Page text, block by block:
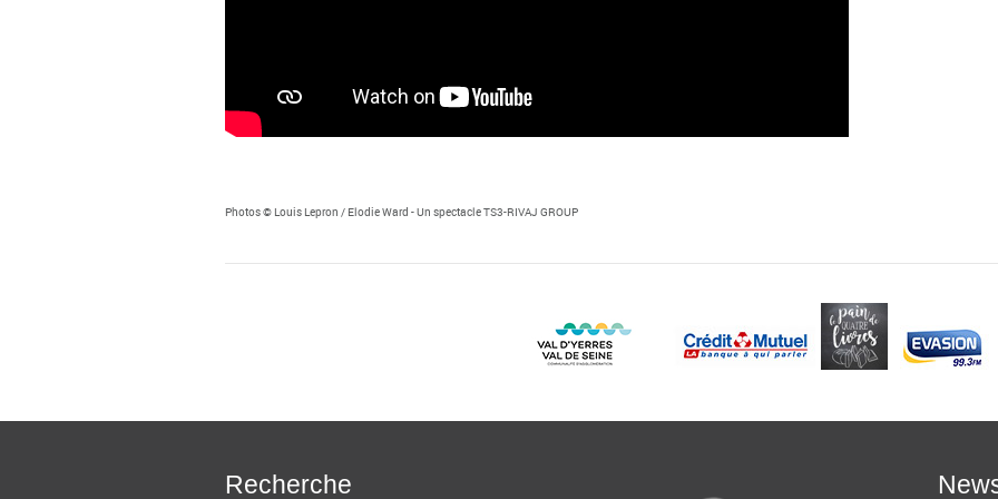
Photos © Louis Lepron / Elodie Ward - Un spectacle TS3-RIVAJ GROUP
Recherche